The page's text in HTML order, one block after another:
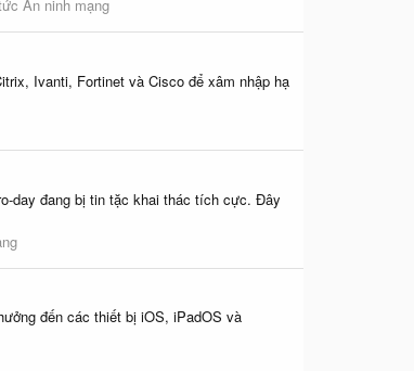
An ninh mạng
Ivanti, Fortinet và Cisco để xâm nhập hạ
day đang bị tin tặc khai thác tích cực. Đây
đến các thiết bị iOS, iPadOS và